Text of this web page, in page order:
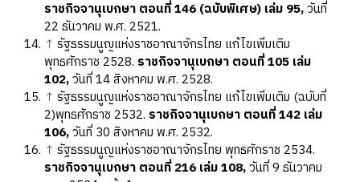
ราชกิจจานุเบกษา ตอนที่ 146 (ฉบับพิเศษ) เล่ม 95,วันที่
22 ธันวาคม พ.ศ. 2521.
↑ รัฐธรรมนูญแห่งราชอาณาจักรไทย แก้ไขเพิ่มเติม
พุทธศักราช 2528. ราชกิจจานุเบกษา ตอนที่ 105 เล่ม
102,วันที่ 14 สิงหาคม พ.ศ. 2528.
↑ รัฐธรรมนูญแห่งราชอาณาจักรไทย แก้ไขเพิ่มเติม (ฉบับที่
2)พุทธศักราช 2532. ราชกิจจานุเบกษา ตอนที่ 142 เล่ม
106,วันที่ 30 สิงหาคม พ.ศ. 2532.
↑ รัฐธรรมนูญแห่งราชอาณาจักรไทย พุทธศักราช 2534.
ราชกิจจานุเบกษา ตอนที่ 216 เล่ม 108,วันที่ 9 ธันวาคม